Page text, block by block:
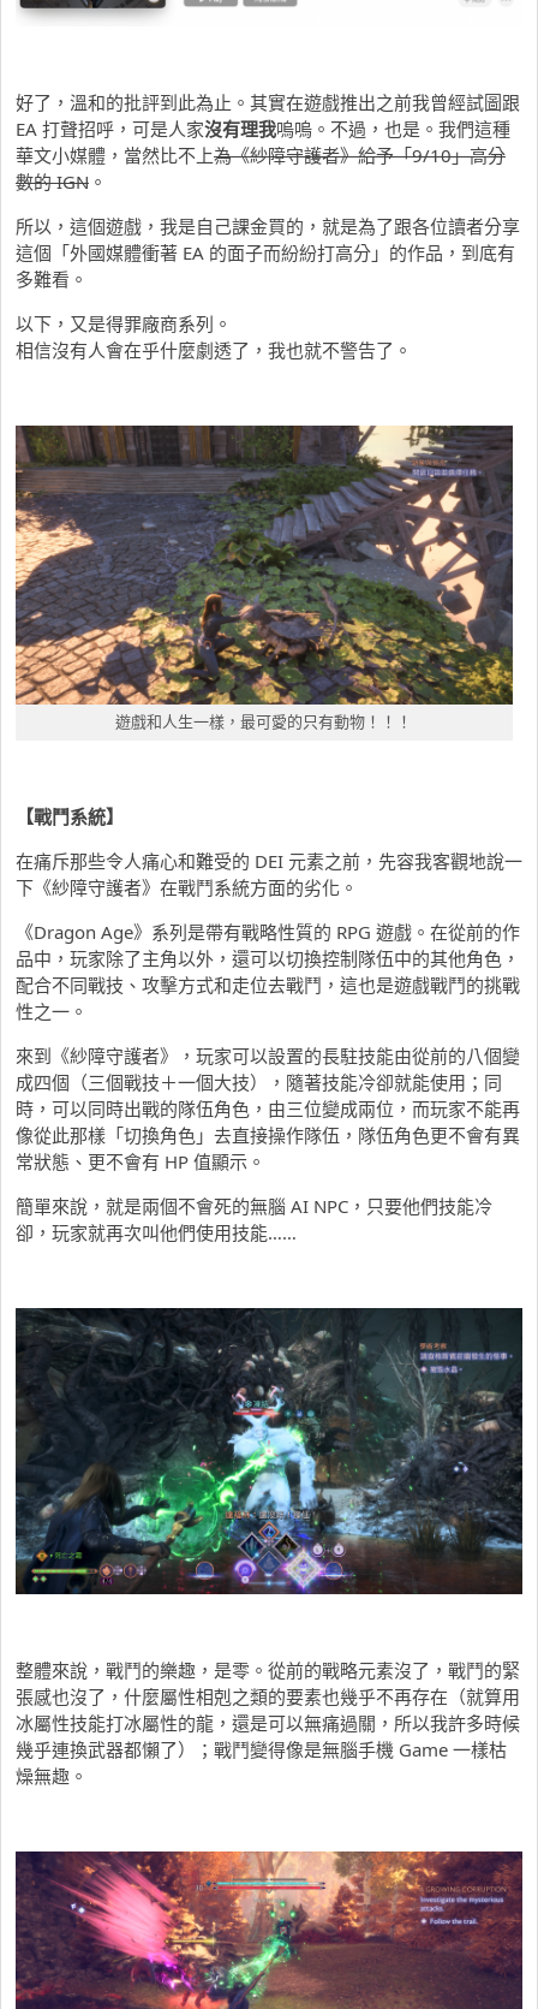
好了，溫和的批評到此為止。其實在遊戲推出之前我曾經試圖跟
EA 打聲招呼，可是人家沒有理我嗚嗚。不過，也是。我們這種
華文小媒體，當然比不上為《紗障守護者》給予「9/10」高分
數的 IGN 。
所以，這個遊戲，我是自己課金買的，就是為了跟各位讀者分享
這個「外國媒體衝著 EA 的面子而紛紛打高分」的作品，到底有
多難看。
以下，又是得罪廠商系列。
相信沒有人會在乎什麼劇透了，我也就不警告了。
遊戲和人生一樣，最可愛的只有動物！！！
【戰鬥系統】
在痛斥那些令人痛心和難受的 DEI 元素之前，先容我客觀地說一
下《紗障守護者》在戰鬥系統方面的劣化。
《Dragon Age》系列是帶有戰略性質的 RPG 遊戲。在從前的作
品中，玩家除了主角以外，還可以切換控制隊伍中的其他角色，
配合不同戰技、攻擊方式和走位去戰鬥，這也是遊戲戰鬥的挑戰
性之一。
來到《紗障守護者》，玩家可以設置的長駐技能由從前的八個變
成四個（三個戰技＋一個大技），隨著技能冷卻就能使用；同
時，可以同時出戰的隊伍角色，由三位變成兩位，而玩家不能再
像從此那樣「切換角色」去直接操作隊伍，隊伍角色更不會有異
常狀態、更不會有 HP 值顯示。
簡單來說，就是兩個不會死的無腦 AI NPC，只要他們技能冷
卻，玩家就再次叫他們使用技能……
整體來說，戰鬥的樂趣，是零。從前的戰略元素沒了，戰鬥的緊
張感也沒了，什麼屬性相剋之類的要素也幾乎不再存在（就算用
冰屬性技能打冰屬性的龍，還是可以無痛過關，所以我許多時候
幾乎連換武器都懶了）；戰鬥變得像是無腦手機 Game 一樣枯
燥無趣。